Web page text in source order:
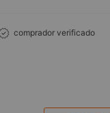
comprador verificado